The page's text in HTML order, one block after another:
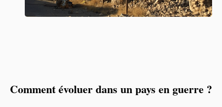
Comment évoluer dans un pays en guerre ?